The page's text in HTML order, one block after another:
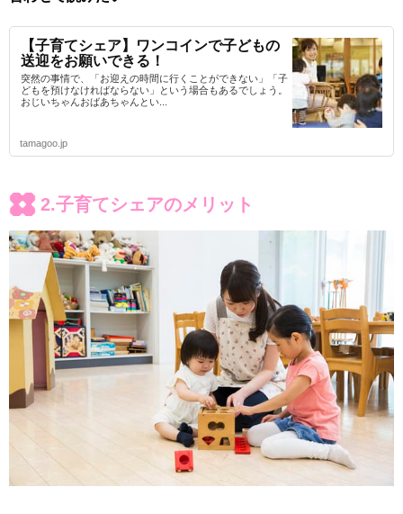
【子育てシェア】ワンコインで子どもの
送迎をお願いできる！
突然の事情で、「お迎えの時間に行くことができない」「子
どもを預けなければならない」という場合もあるでしょう。
おじいちゃんおばあちゃんとい...
tamagoo.jp
2.子育てシェアのメリット